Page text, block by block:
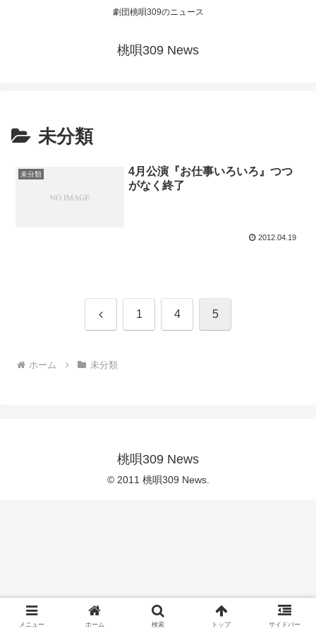
劇団桃唄309のニュース
桃唄309 News
未分類
未分類
4月公演『お仕事いろいろ』つつ
がなく終了
2012.04.19
前 1 4 5
ホーム 未分類
桃唄309 News
© 2011 桃唄309 News.
メニュー ホーム 検索 トップ サイドバー